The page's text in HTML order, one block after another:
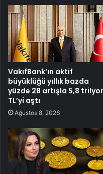
VakıfBank’ın aktif
büyüklüğü yıllık bazda
yüzde 28 artışla 5,8
TL’yi aştı
Ağustos 8, 2026